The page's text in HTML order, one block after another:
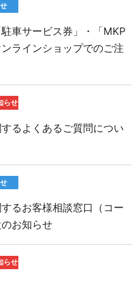
車サービス券」・「MKP
ラインショップでのご注
らせ
るよくあるご質問につい
るお客様相談窓口（コー
お知らせ
らせ